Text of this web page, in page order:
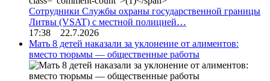
Сотрудники Службы охраны государственной границы
Литвы (VSAT) с местной полицией…
17:38 22.7.2026
Мать 8 детей наказали за уклонение от алиментов:
вместо тюрьмы — общественные работы